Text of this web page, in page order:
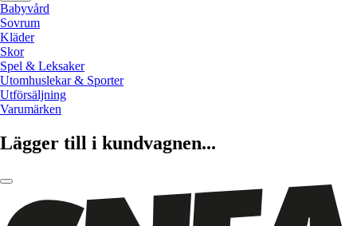
Babyvård
Sovrum
Kläder
Skor
Spel & Leksaker
Utomhuslekar & Sporter
Utförsäljning
Varumärken
Lägger till i kundvagnen...